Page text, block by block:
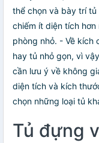
thể chọn và bày trí
chiếm ít diện tích
phòng nhỏ. - Về kích
hay tủ nhỏ gọn, vì
cần lưu ý về không
diện tích và kích
chọn những loại tủ
Tủ đựng